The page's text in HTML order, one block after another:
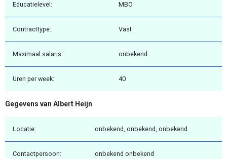
Educatielevel: MBO
Contracttype: Vast
Maximaal salaris: onbekend
Uren per week: 40
Gegevens van Albert Heijn
Locatie: onbekend, onbekend, onbekend
Contactpersoon: onbekend onbekend